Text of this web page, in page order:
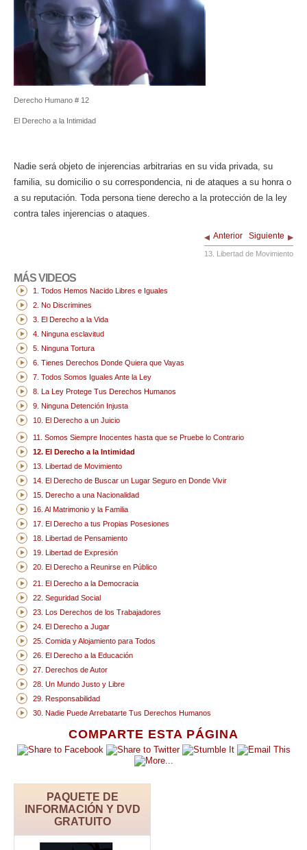
COMPARTE ESTA PÁGINA
PAQUETE DE
INFORMACIÓN Y DVD
GRATUITO
Derecho Humano # 12
El Derecho a la Intimidad
Nadie será objeto de injerencias arbitrarias en su vida privada, su
familia, su domicilio o su correspondencia, ni de ataques a su honra o
a su reputación. Toda persona tiene derecho a la protección de la ley
contra tales injerencias o ataques.
Anterior Siguiente
13. Libertad de Movimiento
MÁS VIDEOS
1. Todos Hemos Nacido Libres e Iguales
2. No Discrimines
3. El Derecho a la Vida
4. Ninguna esclavitud
5. Ninguna Tortura
6. Tienes Derechos Donde Quiera que Vayas
7. Todos Somos Iguales Ante la Ley
8. La Ley Protege Tus Derechos Humanos
9. Ninguna Detención Injusta
10. El Derecho a un Juicio
11. Somos Siempre Inocentes hasta que se Pruebe lo Contrario
12. El Derecho a la Intimidad
13. Libertad de Movimiento
14. El Derecho de Buscar un Lugar Seguro en Donde Vivir
15. Derecho a una Nacionalidad
16. Al Matrimonio y la Familia
17. El Derecho a tus Propias Posesiones
18. Libertad de Pensamiento
19. Libertad de Expresión
20. El Derecho a Reunirse en Público
21. El Derecho a la Democracia
22. Seguridad Social
23. Los Derechos de los Trabajadores
24. El Derecho a Jugar
25. Comida y Alojamiento para Todos
26. El Derecho a la Educación
27. Derechos de Autor
28. Un Mundo Justo y Libre
29. Responsabilidad
30. Nadie Puede Arrebatarte Tus Derechos Humanos